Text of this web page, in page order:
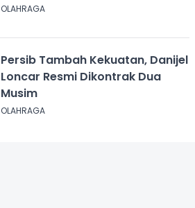
OLAHRAGA
Persib Tambah Kekuatan, Danijel
Loncar Resmi Dikontrak Dua
Musim
OLAHRAGA